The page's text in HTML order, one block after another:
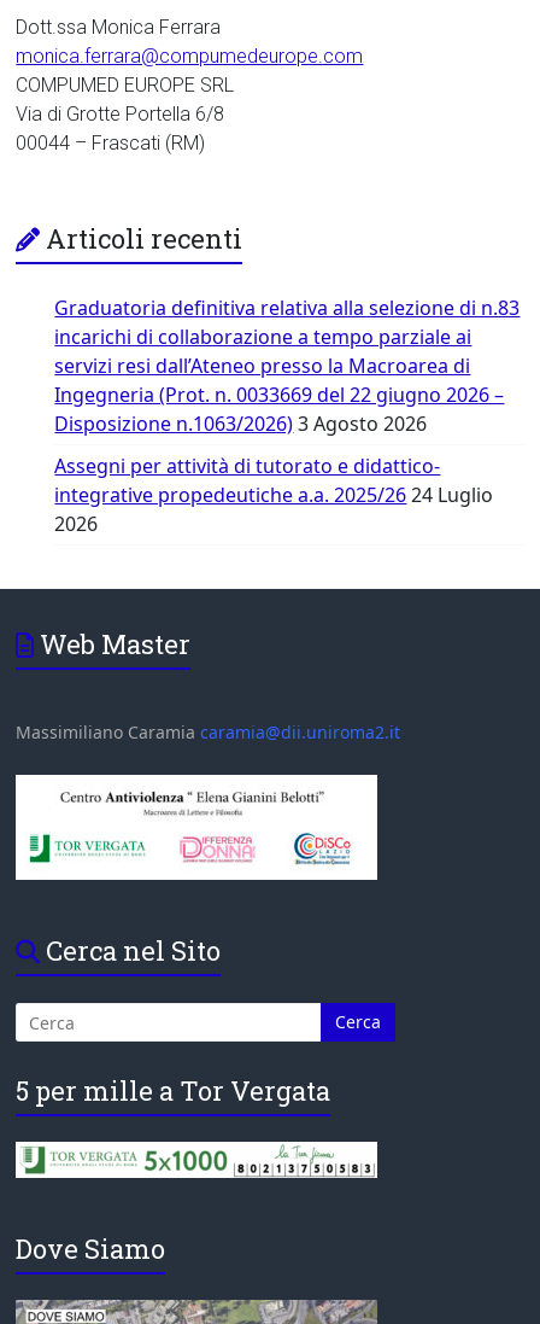
Dott.ssa Monica Ferrara
monica.ferrara@compumedeurope.com
COMPUMED EUROPE SRL
Via di Grotte Portella 6/8
00044 – Frascati (RM)
Articoli recenti
Graduatoria definitiva relativa alla selezione di n.83
incarichi di collaborazione a tempo parziale ai
servizi resi dall’Ateneo presso la Macroarea di
Ingegneria (Prot. n. 0033669 del 22 giugno 2026 –
Disposizione n.1063/2026) 3 Agosto 2026
Assegni per attività di tutorato e didattico-
integrative propedeutiche a.a. 2025/26 24 Luglio
2026
Web Master
Massimiliano Caramiacaramia@dii.uniroma2.it
Cerca nel Sito
5 per mille a Tor Vergata
Dove Siamo